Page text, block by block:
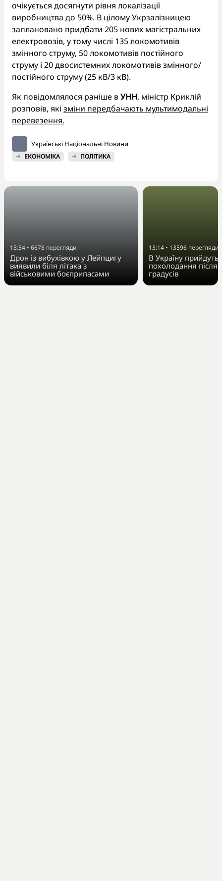
очікується досягнути рівня локалізації
виробництва до 50%. В цілому Укрзалізницею
заплановано придбати 205 нових магістральних
електровозів, у тому числі 135 локомотивів
змінного струму, 50 локомотивів постійного
струму і 20 двосистемних локомотивів змінного/
постійного струму (25 кВ/3 кВ).
Як повідомлялося раніше вУНН, міністр Криклій
розповів, які зміни передбачають мультимодальні
перевезення.
Українські Національні Новини
ЕКОНОМІКА ПОЛІТИКА
13:54 • 6678 перегляди
Дрон із вибухівкою у Лейпцигу
виявили біля літака з
військовими боєприпасами
13:14 • 13596 перегляди
В Україну прийдуть
похолодання після
градусів